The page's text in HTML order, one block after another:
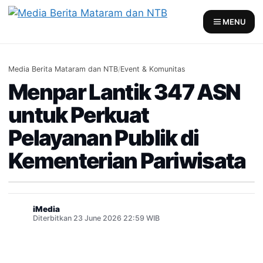
Skip
MENU
Media Berita Mataram dan NTB/Event & Komunitas
Menpar Lantik 347 ASN
untuk Perkuat
Pelayanan Publik di
Kementerian Pariwisata
iMedia
Diterbitkan 23 June 2026 22:59 WIB